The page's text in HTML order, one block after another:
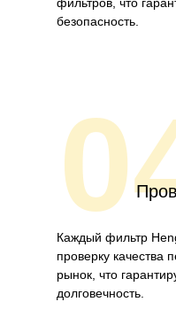
фильтров, что
безопасность.
Каждый фильтр
проверку качества
рынок, что
долговечность.